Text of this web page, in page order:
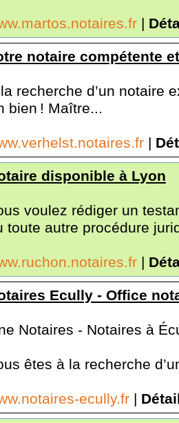
|
notaire compétente
recherche d’un notaire
bien ! Maître...
|
disponible à Lyon
voulez rédiger un
toute autre procédure
|
Ecully - Office
Notaires - Notaires à
êtes à la recherche
ecully.fr |